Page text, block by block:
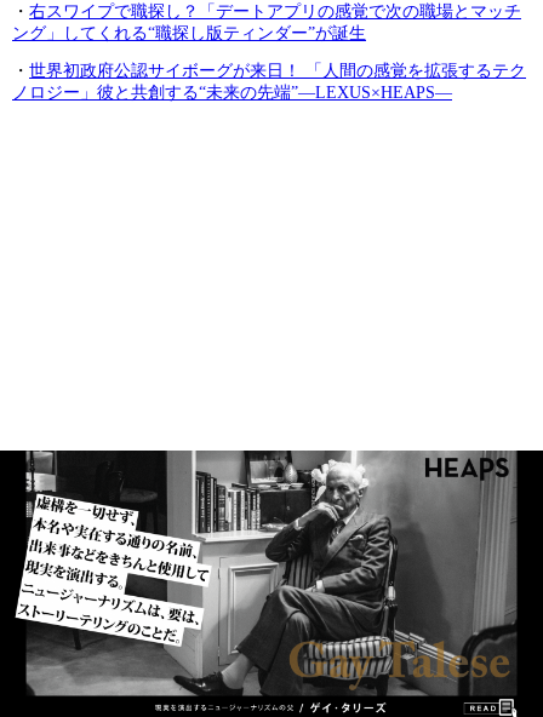
・ 右スワイプで職探し？「デートアプリの感覚で次の職場とマッチ
ング」してくれる“職探し版ティンダー”が誕生
・ 世界初政府公認サイボーグが来日！ 「人間の感覚を拡張するテク
ノロジー」彼と共創する“未来の先端”—LEXUS×HEAPS—